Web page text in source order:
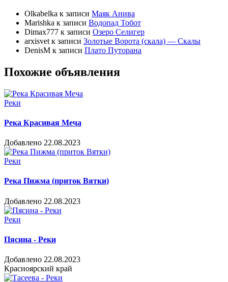
Olkabelka к записи Маяк Анива
Marishka к записи Водопад Тобот
Dimax777 к записи Озеро Селигер
arxisvet к записи Золотые Ворота (скала) — Скалы
DenisM к записи Плато Путорана
Похожие объявления
Реки
Река Красивая Меча
Добавлено 22.08.2023
Реки
Река Пижма (приток Вятки)
Добавлено 22.08.2023
Реки
Пясина - Реки
Добавлено 22.08.2023
Красноярский край